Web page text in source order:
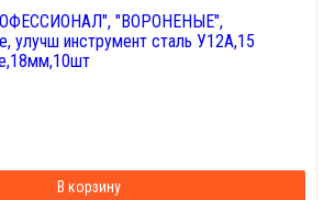
"ВОРОНЕНЫЕ",
улучш инструмент сталь У12А,15
В корзину